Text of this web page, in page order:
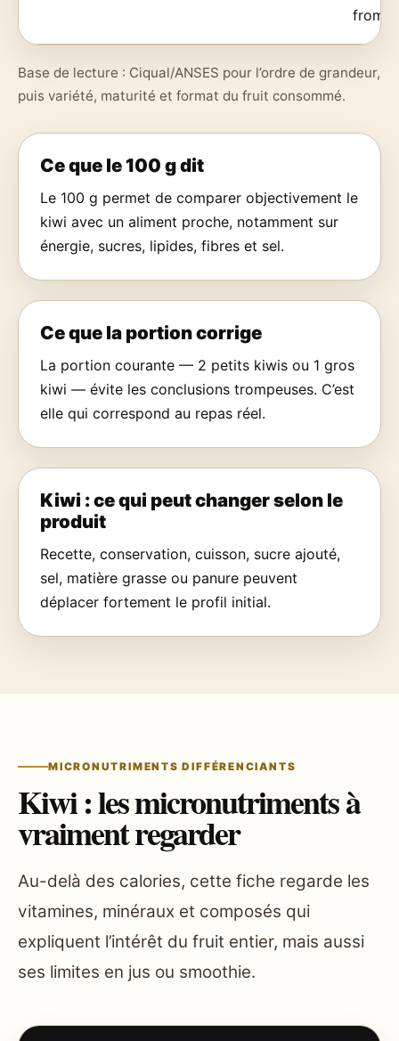
Base de lecture : Ciqual/ANSES pour l’ordre de grandeur,
puis variété, maturité et format du fruit consommé.
Ce que le 100 g dit
Le 100 g permet de comparer objectivement le
kiwi avec un aliment proche, notamment sur
énergie, sucres, lipides, fibres et sel.
Ce que la portion corrige
La portion courante — 2 petits kiwis ou 1 gros
kiwi — évite les conclusions trompeuses. C’est
elle qui correspond au repas réel.
Kiwi : ce qui peut changer selon le
produit
Recette, conservation, cuisson, sucre ajouté,
sel, matière grasse ou panure peuvent
déplacer fortement le profil initial.
MICRONUTRIMENTS DIFFÉRENCIANTS
Kiwi : les micronutriments à
vraiment regarder
Au-delà des calories, cette fiche regarde les
vitamines, minéraux et composés qui
expliquent l’intérêt du fruit entier, mais aussi
ses limites en jus ou smoothie.